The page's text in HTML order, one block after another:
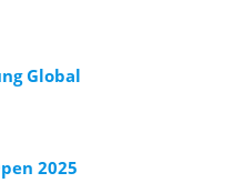
Global
2025